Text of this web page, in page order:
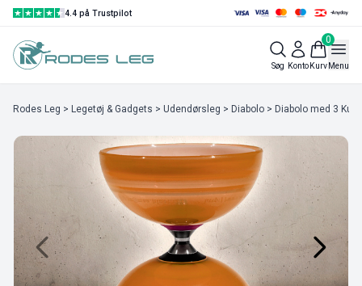
4.4 på Trustpilot
Søg Konto
0
KurvMenu
Rodes Leg > Legetøj & Gadgets > Udendørsleg > Diabolo > Diabolo med 3